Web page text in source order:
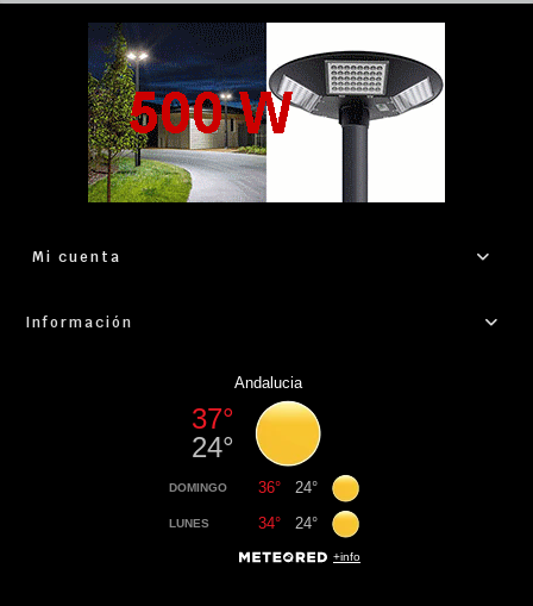
Mi cuenta
Información